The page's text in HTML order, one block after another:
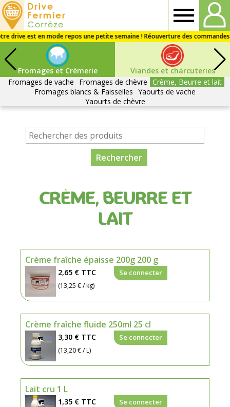
Corrèze
Fromages et Crèmerie
Viandes et charcuteries
Fromages de vache
Fromages de chèvre Crème, Beurre et lait
Fromages blancs & Faisselles Yaourts de vache
Yaourts de chèvre
CRÈME, BEURRE ET
LAIT
Crème fraîche épaisse 200g 200 g
2,65 € TTC
(13,25 € / kg)
Se connecter
Crème fraîche fluide 250ml 25 cl
3,30 € TTC
(13,20 € / L)
Se connecter
Lait cru 1 L
1,35 € TTC Se connecter